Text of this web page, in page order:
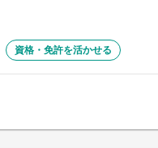
資格・免許を活かせる